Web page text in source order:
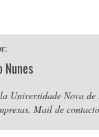
Nunes
Universidade Nova
Mail de